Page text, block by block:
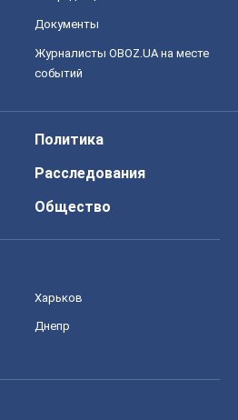
Документы
Журналисты OBOZ.UA на месте
событий
Политика
Расследования
Общество
Харьков
Днепр